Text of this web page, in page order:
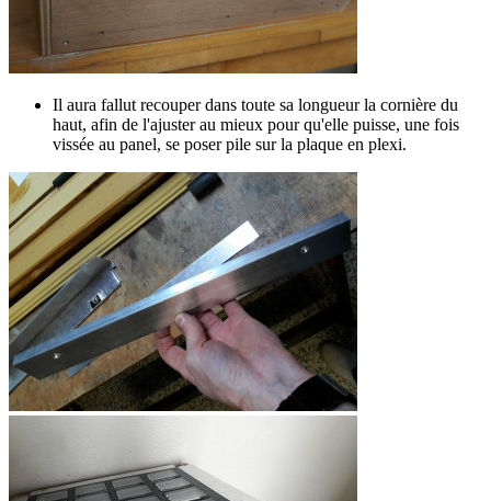
Il aura fallut recouper dans toute sa longueur la cornière du
haut, afin de l'ajuster au mieux pour qu'elle puisse, une fois
vissée au panel, se poser pile sur la plaque en plexi.